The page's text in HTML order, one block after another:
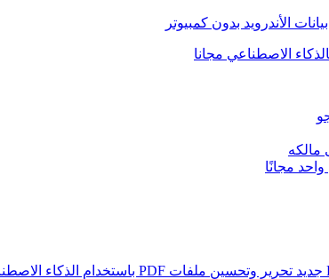
الأندرويد بدون كمبيوتر
الاصطناعي مجانا
جديد تحرير وتحسين ملفات PDF باستخدام الذكاء الاصطناعي على Windows